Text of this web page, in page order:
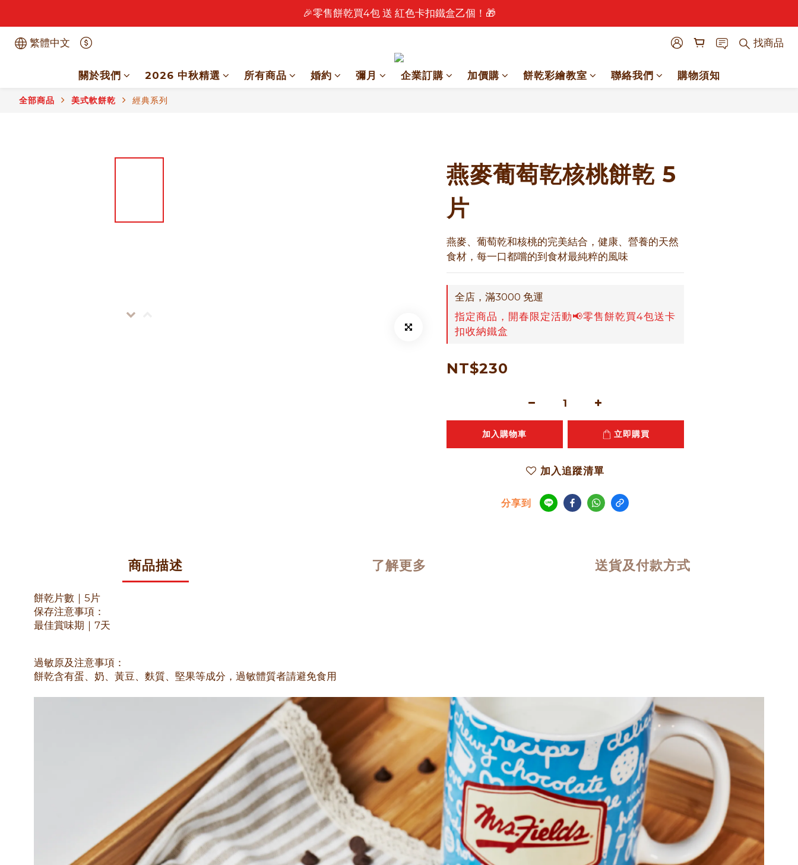
🎉 2026 中秋早鳥優惠中 🎉
🎉 2026 中秋早鳥優惠中 🎉
繁體中文 找商品
關於我們 2026 中秋精選 所有商品 婚約 彌月 企業訂購 加價購 餅乾彩繪教室 聯絡我們 購物須知
全部商品 美式軟餅乾 經典系列
燕麥葡萄乾核桃餅乾 5
片
燕麥、葡萄乾和核桃的完美結合，健康、營養的天然
食材，每一口都嚐的到食材最純粹的風味
全店，滿3000 免運
指定商品，開春限定活動📢零售餅乾買4包送卡
扣收納鐵盒
NT$230
加入購物車 立即購買
加入追蹤清單
分享到
商品描述 了解更多 送貨及付款方式
餅乾片數｜5片
保存注意事項：
最佳賞味期｜7天
過敏原及注意事項：
餅乾含有蛋、奶、黃豆、麩質、堅果等成分，過敏體質者請避免食用